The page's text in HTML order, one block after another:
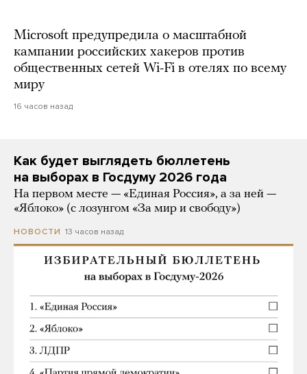
Microsoft предупредила о масштабной
кампании российских хакеров против
общественных сетей Wi-Fi в отелях по всему
миру
16 часов назад
Как будет выглядеть бюллетень
на выборах в Госдуму 2026 года
На первом месте — «Единая Россия», а за ней —
«Яблоко» (с лозунгом «За мир и свободу»)
НОВОСТИ 13 часов назад